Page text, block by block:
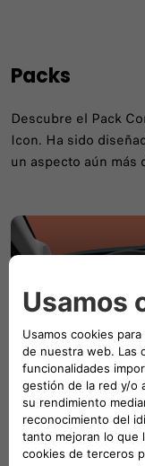
Packs
Descubre el Pack
Icon. Ha sido
un aspecto aún
Comfort